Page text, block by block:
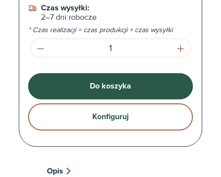
Czas wysyłki:
2–7 dni robocze
* Czas realizacji = czas produkcji + czas wysyłki
Ilość produktu: Wprowadź żądaną
Do koszyka
Konfiguruj
Opis